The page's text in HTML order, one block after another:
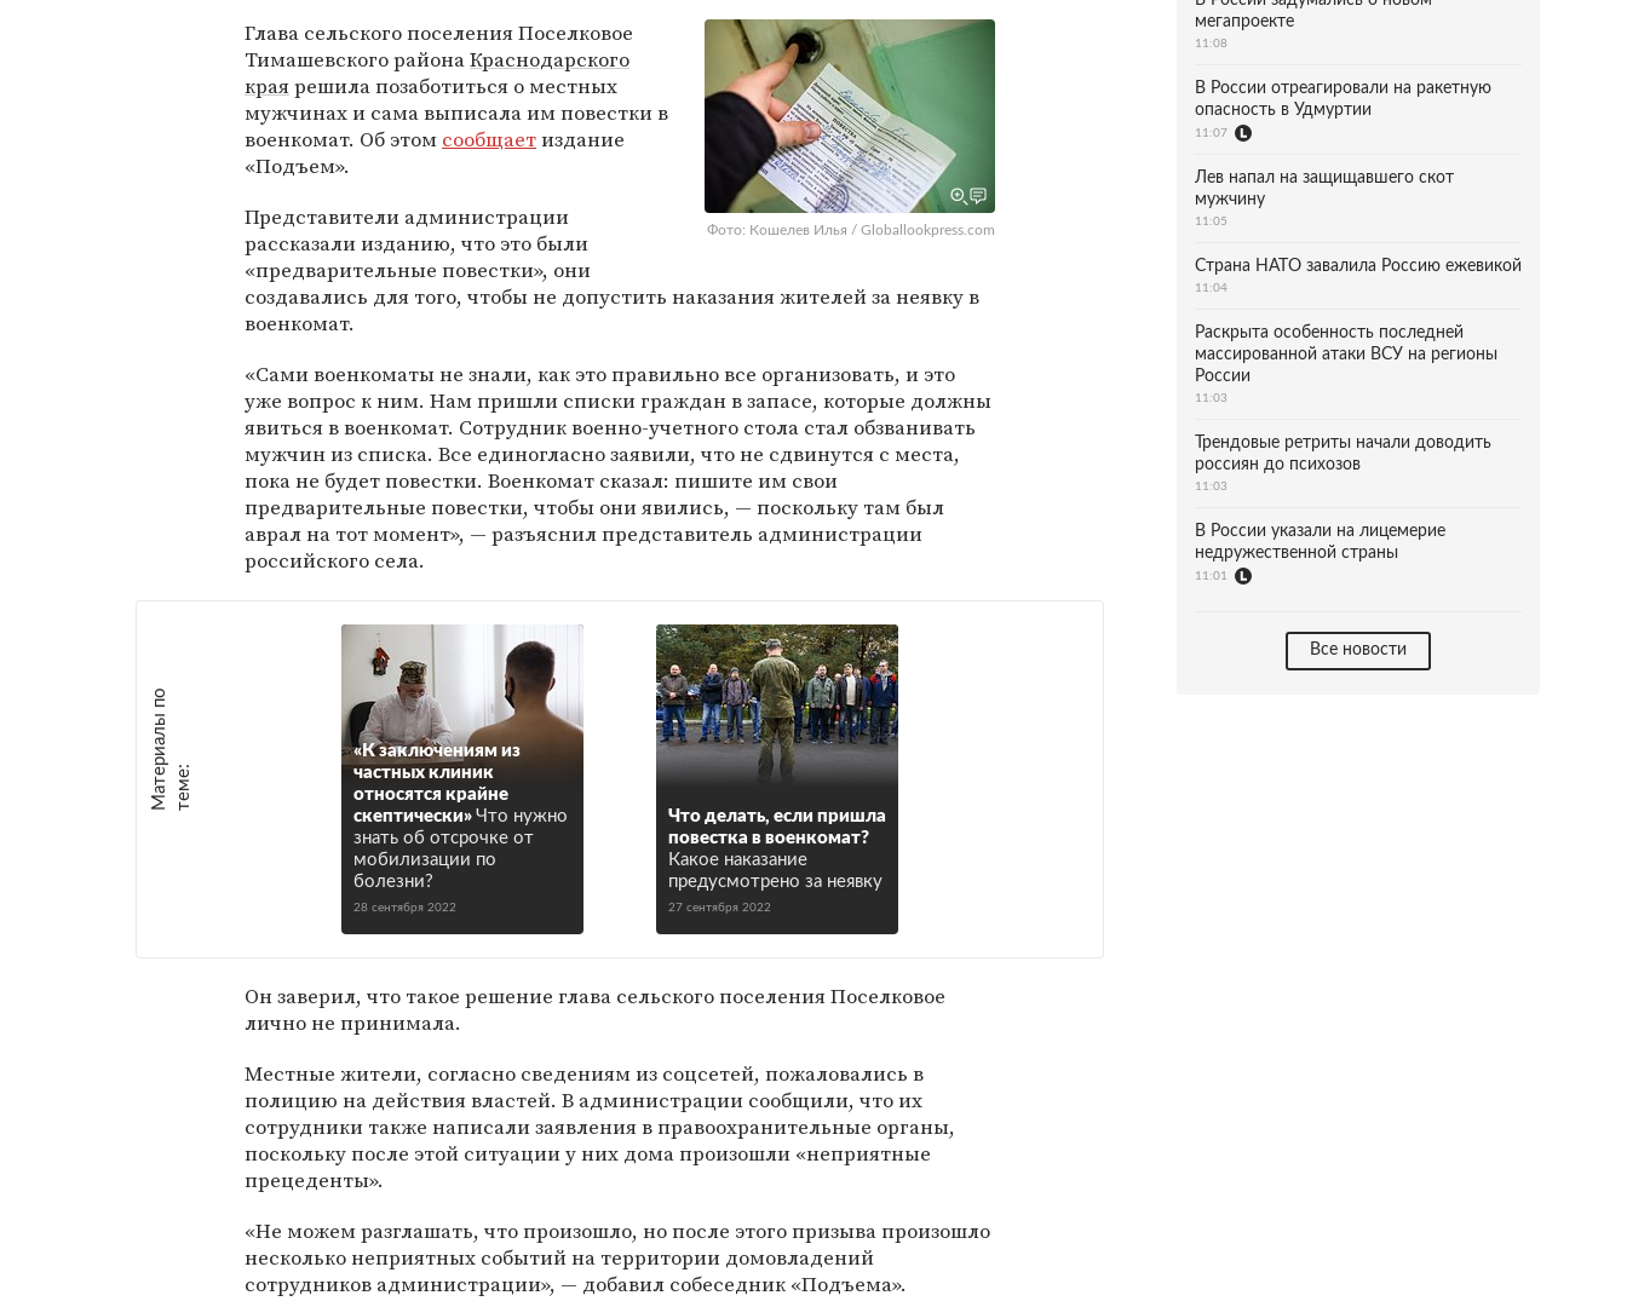
Фото: Кошелев Илья / Globallookpress.com
Глава сельского поселения Поселковое
Тимашевского районаКраснодарского
краярешила позаботиться о местных
мужчинах и сама выписала им повестки в
военкомат. Об этом сообщаетиздание
«Подъем».
Представители администрации
рассказали изданию, что это были
«предварительные повестки», они
создавались для того, чтобы не допустить наказания жителей за неявку в
военкомат.
«Сами военкоматы не знали, как это правильно все организовать, и это
уже вопрос к ним. Нам пришли списки граждан в запасе, которые должны
явиться в военкомат. Сотрудник военно-учетного стола стал обзванивать
мужчин из списка. Все единогласно заявили, что не сдвинутся с места,
пока не будет повестки. Военкомат сказал: пишите им свои
предварительные повестки, чтобы они явились, — поскольку там был
аврал на тот момент», — разъяснил представитель администрации
российского села.
М
а
т е
р
и
а
л
ы
п
о
т
е
м
е :
«К заключениям из
частных клиник
относятся крайне
скептически» Что нужно
знать об отсрочке от
мобилизации по
болезни?
28 сентября 2022
Что делать, если пришла
повестка в военкомат?
Какое наказание
предусмотрено за неявку
27 сентября 2022
Он заверил, что такое решение глава сельского поселения Поселковое
лично не принимала.
Местные жители, согласно сведениям из соцсетей, пожаловались в
полицию на действия властей. В администрации сообщили, что их
сотрудники также написали заявления в правоохранительные органы,
поскольку после этой ситуации у них дома произошли «неприятные
прецеденты».
«Не можем разглашать, что произошло, но после этого призыва произошло
несколько неприятных событий на территории домовладений
сотрудников администрации», — добавил собеседник «Подъема».
мегапроекте
11:08
В России отреагировали на ракетную
опасность в Удмуртии
11:07
Лев напал на защищавшего скот
мужчину
11:05
Страна НАТО завалила Россию ежевикой
11:04
Раскрыта особенность последней
массированной атаки ВСУ на регионы
России
11:03
Трендовые ретриты начали доводить
россиян до психозов
11:03
В России указали на лицемерие
недружественной страны
11:01
Все новости